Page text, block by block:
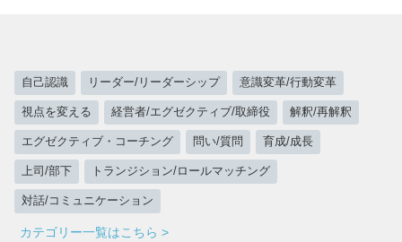
自己認識 リーダー/リーダーシップ 意識変革/行動変革
視点を変える 経営者/エグゼクティブ/取締役 解釈/再解釈
エグゼクティブ・コーチング 問い/質問 育成/成長
上司/部下 トランジション/ロールマッチング
対話/コミュニケーション
カテゴリー一覧はこちら >